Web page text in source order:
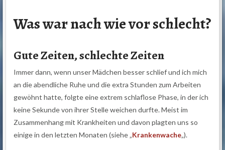
Was war nach wie vor schlecht?
Gute Zeiten, schlechte Zeiten
Immer dann, wenn unser Mädchen besser schlief und ich mich
an die abendliche Ruhe und die extra Stunden zum Arbeiten
gewöhnt hatte, folgte eine extrem schlaflose Phase, in der ich
keine Sekunde von ihrer Stelle weichen durfte. Meist im
Zusammenhang mit Krankheiten und davon plagten uns so
einige in den letzten Monaten (siehe „Krankenwache„).